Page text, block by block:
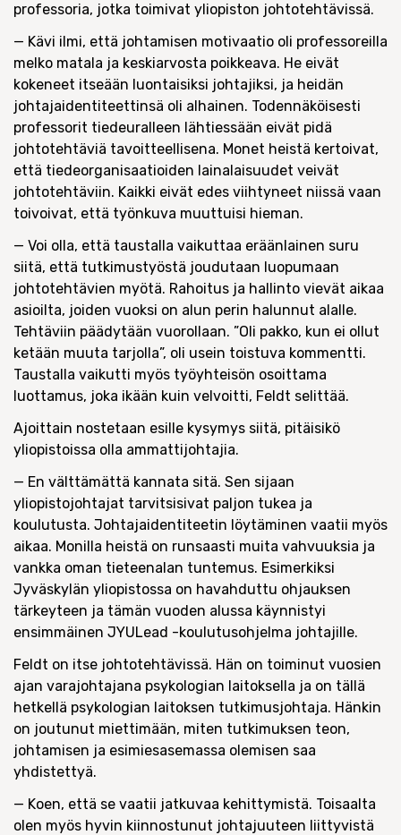
professoria, jotka toimivat yliopiston johtotehtävissä.
— Kävi ilmi, että johtamisen motivaatio oli professoreilla
melko matala ja keskiarvosta poikkeava. He eivät
kokeneet itseään luontaisiksi johtajiksi, ja heidän
johtajaidentiteettinsä oli alhainen. Todennäköisesti
professorit tiedeuralleen lähtiessään eivät pidä
johtotehtäviä tavoitteellisena. Monet heistä kertoivat,
että tiedeorganisaatioiden lainalaisuudet veivät
johtotehtäviin. Kaikki eivät edes viihtyneet niissä vaan
toivoivat, että työnkuva muuttuisi hieman.
— Voi olla, että taustalla vaikuttaa eräänlainen suru
siitä, että tutkimustyöstä joudutaan luopumaan
johtotehtävien myötä. Rahoitus ja hallinto vievät aikaa
asioilta, joiden vuoksi on alun perin halunnut alalle.
Tehtäviin päädytään vuorollaan. ”Oli pakko, kun ei ollut
ketään muuta tarjolla”, oli usein toistuva kommentti.
Taustalla vaikutti myös työyhteisön osoittama
luottamus, joka ikään kuin velvoitti, Feldt selittää.
Ajoittain nostetaan esille kysymys siitä, pitäisikö
yliopistoissa olla ammattijohtajia.
— En välttämättä kannata sitä. Sen sijaan
yliopistojohtajat tarvitsisivat paljon tukea ja
koulutusta. Johtajaidentiteetin löytäminen vaatii myös
aikaa. Monilla heistä on runsaasti muita vahvuuksia ja
vankka oman tieteenalan tuntemus. Esimerkiksi
Jyväskylän yliopistossa on havahduttu ohjauksen
tärkeyteen ja tämän vuoden alussa käynnistyi
ensimmäinen JYULead -koulutusohjelma johtajille.
Feldt on itse johtotehtävissä. Hän on toiminut vuosien
ajan varajohtajana psykologian laitoksella ja on tällä
hetkellä psykologian laitoksen tutkimusjohtaja. Hänkin
on joutunut miettimään, miten tutkimuksen teon,
johtamisen ja esimiesasemassa olemisen saa
yhdistettyä.
— Koen, että se vaatii jatkuvaa kehittymistä. Toisaalta
olen myös hyvin kiinnostunut johtajuuteen liittyvistä